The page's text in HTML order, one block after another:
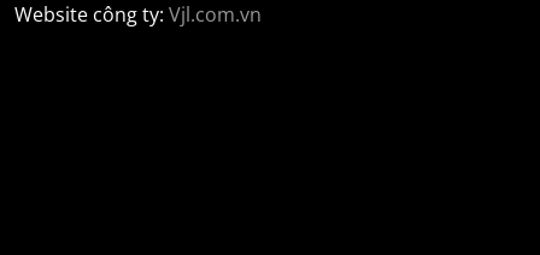
Website công ty: Vjl.com.vn